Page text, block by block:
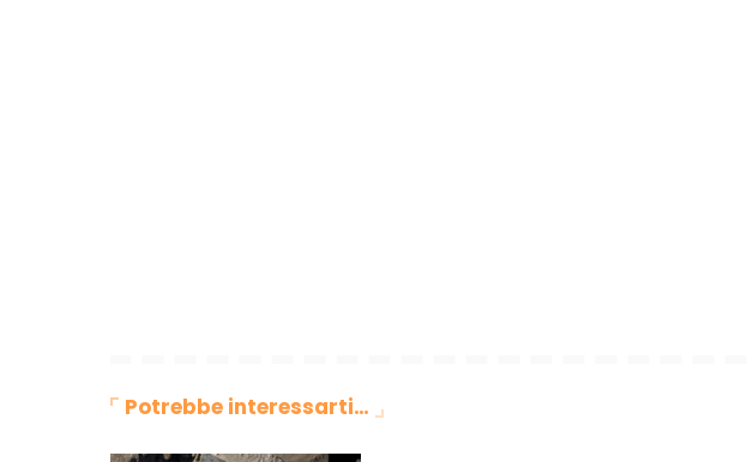
Potrebbe interessarti…